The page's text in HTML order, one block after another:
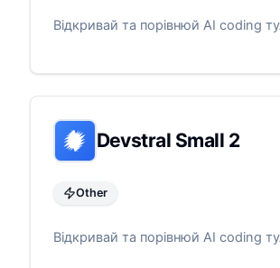
Відкривай та порівнюй AI coding
Devstral Small 2
Other
Відкривай та порівнюй AI coding